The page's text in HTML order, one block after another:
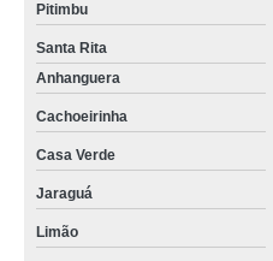
Pitimbu
Santa Rita
Anhanguera
Cachoeirinha
Casa Verde
Jaraguá
Limão